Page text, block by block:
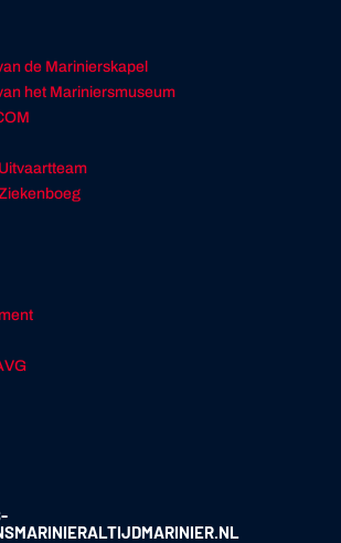
de Marinierskapel
het Mariniersmuseum